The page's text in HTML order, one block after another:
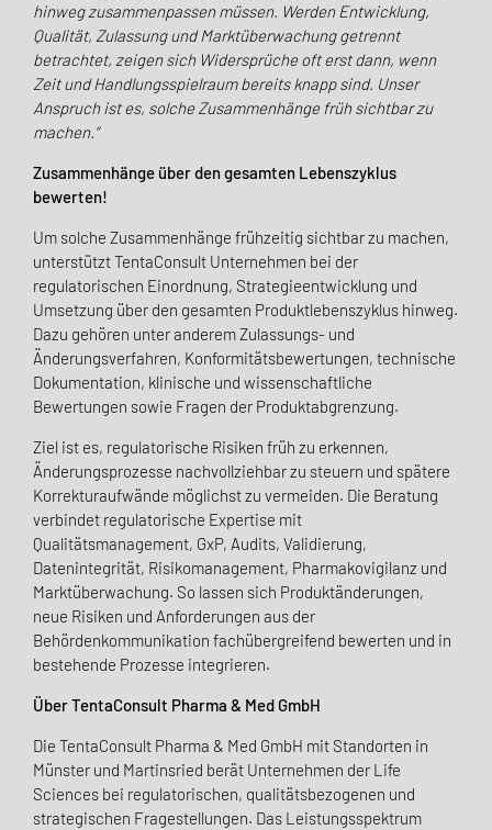
hinweg zusammenpassen müssen. Werden Entwicklung,
Qualität, Zulassung und Marktüberwachung getrennt
betrachtet, zeigen sich Widersprüche oft erst dann, wenn
Zeit und Handlungsspielraum bereits knapp sind. Unser
Anspruch ist es, solche Zusammenhänge früh sichtbar zu
machen.“
Zusammenhänge über den gesamten Lebenszyklus
bewerten!
Um solche Zusammenhänge frühzeitig sichtbar zu machen,
unterstützt TentaConsult Unternehmen bei der
regulatorischen Einordnung, Strategieentwicklung und
Umsetzung über den gesamten Produktlebenszyklus hinweg.
Dazu gehören unter anderem Zulassungs- und
Änderungsverfahren, Konformitätsbewertungen, technische
Dokumentation, klinische und wissenschaftliche
Bewertungen sowie Fragen der Produktabgrenzung.
Ziel ist es, regulatorische Risiken früh zu erkennen,
Änderungsprozesse nachvollziehbar zu steuern und spätere
Korrekturaufwände möglichst zu vermeiden. Die Beratung
verbindet regulatorische Expertise mit
Qualitätsmanagement, GxP, Audits, Validierung,
Datenintegrität, Risikomanagement, Pharmakovigilanz und
Marktüberwachung. So lassen sich Produktänderungen,
neue Risiken und Anforderungen aus der
Behördenkommunikation fachübergreifend bewerten und in
bestehende Prozesse integrieren.
Über TentaConsult Pharma & Med GmbH
Die TentaConsult Pharma & Med GmbH mit Standorten in
Münster und Martinsried berät Unternehmen der Life
Sciences bei regulatorischen, qualitätsbezogenen und
strategischen Fragestellungen. Das Leistungsspektrum